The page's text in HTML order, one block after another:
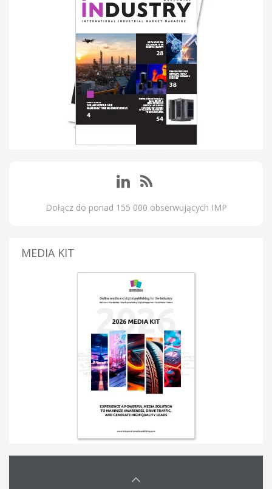
Dołącz do ponad 155 000 obserwujących IMP
MEDIA KIT